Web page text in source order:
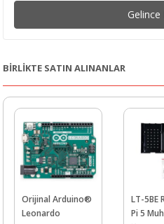
Gelince
BİRLİKTE SATIN ALINANLAR
Orijinal Arduino®
Leonardo
LT-5BE
Pi 5